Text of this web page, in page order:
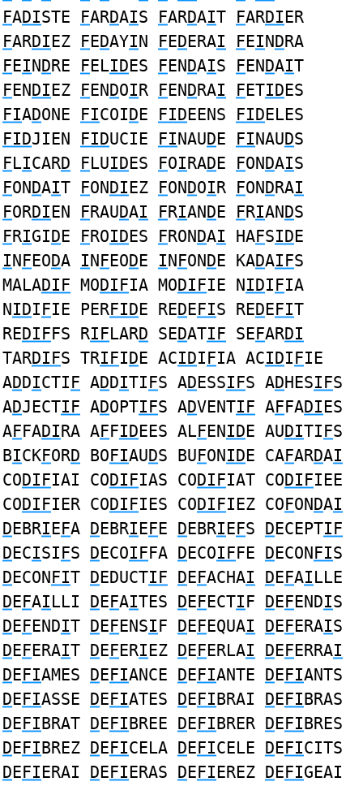
FADISTE FARDAIS FARDAIT FARDIER
FARDIEZ FEDAYIN FEDERAI FEINDRA
FEINDRE FELIDES FENDAIS FENDAIT
FENDIEZ FENDOIR FENDRAI FETIDES
FIADONE FICOIDE FIDEENS FIDELES
FIDJIEN FIDUCIE FINAUDE FINAUDS
FLICARD FLUIDES FOIRADE FONDAIS
FONDAIT FONDIEZ FONDOIR FONDRAI
FORDIEN FRAUDAI FRIANDE FRIANDS
FRIGIDE FROIDES FRONDAI HAFSIDE
INFEODA INFEODE INFONDE KADAIFS
MALADIF MODIFIA MODIFIE NIDIFIA
NIDIFIE PERFIDE REDEFIS REDEFIT
REDIFFS RIFLARD SEDATIF SEFARDI
TARDIFS TRIFIDE ACIDIFIA ACIDIFIE
ADDICTIF ADDITIFS ADESSIFS ADHESIFS
ADJECTIF ADOPTIFS ADVENTIF AFFADIES
AFFADIRA AFFIDEES ALFENIDE AUDITIFS
BICKFORD BOFIAUDS BUFONIDE CAFARDAI
CODIFIAI CODIFIAS CODIFIAT CODIFIEE
CODIFIER CODIFIES CODIFIEZ COFONDAI
DEBRIEFA DEBRIEFE DEBRIEFS DECEPTIF
DECISIFS DECOIFFA DECOIFFE DECONFIS
DECONFIT DEDUCTIF DEFACHAI DEFAILLE
DEFAILLI DEFAITES DEFECTIF DEFENDIS
DEFENDIT DEFENSIF DEFEQUAI DEFERAIS
DEFERAIT DEFERIEZ DEFERLAI DEFERRAI
DEFIAMES DEFIANCE DEFIANTE DEFIANTS
DEFIASSE DEFIATES DEFIBRAI DEFIBRAS
DEFIBRAT DEFIBREE DEFIBRER DEFIBRES
DEFIBREZ DEFICELA DEFICELE DEFICITS
DEFIERAI DEFIERAS DEFIEREZ DEFIGEAI